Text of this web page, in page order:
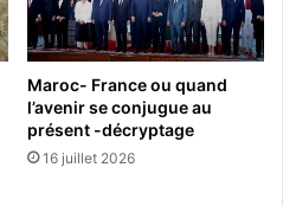
Maroc- France ou quand
l’avenir se conjugue au
présent -décryptage
16 juillet 2026